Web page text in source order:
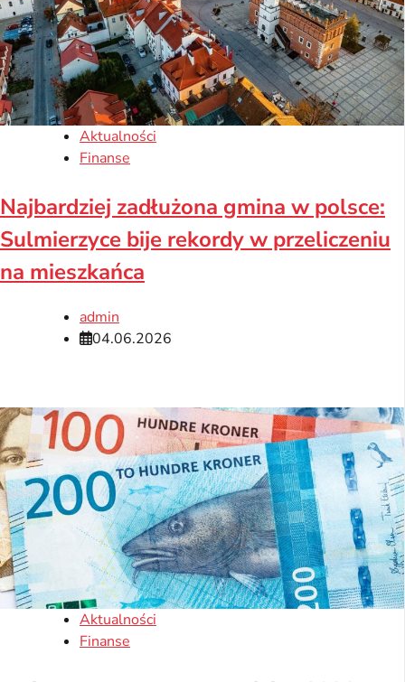
Aktualności
Finanse
Najbardziej zadłużona gmina w polsce:
Sulmierzyce bije rekordy w przeliczeniu
na mieszkańca
admin
04.06.2026
Aktualności
Finanse